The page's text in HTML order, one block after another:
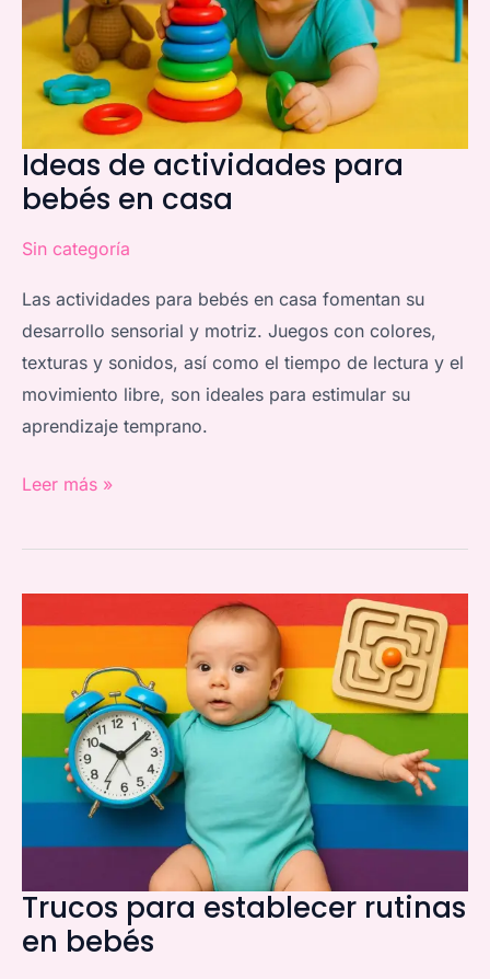
Ideas de actividades para
bebés en casa
Sin categoría
Las actividades para bebés en casa fomentan su
desarrollo sensorial y motriz. Juegos con colores,
texturas y sonidos, así como el tiempo de lectura y el
movimiento libre, son ideales para estimular su
aprendizaje temprano.
en
casa
Leer más »
Trucos para establecer rutinas
en bebés
establecer
rutinas
bebés